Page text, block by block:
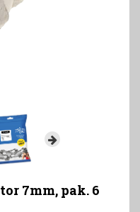
7mm, pak. 6